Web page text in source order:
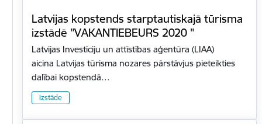
Latvijas kopstends starptautiskajā tūrisma
izstādē "VAKANTIEBEURS 2020 "
Latvijas Investīciju un attīstības aģentūra (LIAA)
aicina Latvijas tūrisma nozares pārstāvjus pieteikties
dalībai kopstendā…
Izstāde